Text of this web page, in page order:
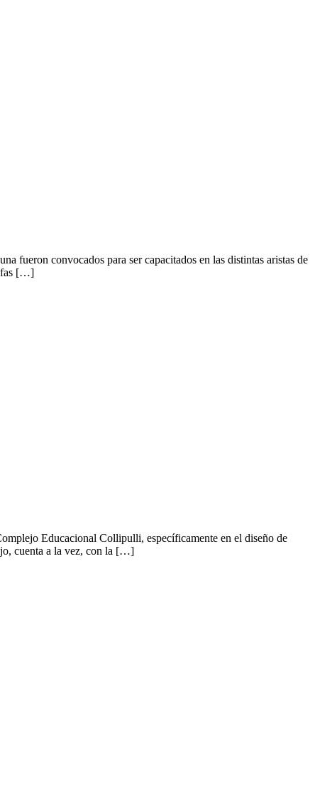
fueron convocados para ser capacitados en las distintas aristas de
[…]
Educacional Collipulli, específicamente en el diseño de
cuenta a la vez, con la […]